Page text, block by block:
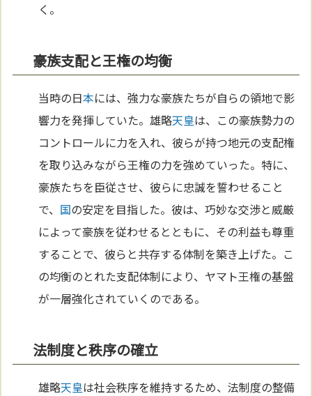
く。
豪族支配と王権の均衡
当時の日本には、強力な豪族たちが自らの領地で影
響力を発揮していた。雄略天皇は、この豪族勢力の
コントロールに力を入れ、彼らが持つ地元の支配権
を取り込みながら王権の力を強めていった。特に、
豪族たちを臣従させ、彼らに忠誠を誓わせること
で、 国の安定を目指した。彼は、巧妙な交渉と威厳
によって豪族を従わせるとともに、その利益も尊重
することで、彼らと共存する体制を築き上げた。こ
の均衡のとれた支配体制により、ヤマト王権の基盤
が一層強化されていくのである。
法制度と秩序の確立
雄略天皇は社会秩序を維持するため、法制度の整備